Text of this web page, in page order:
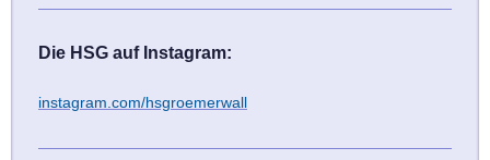
Die HSG auf Instagram:
instagram.com/hsgroemerwall